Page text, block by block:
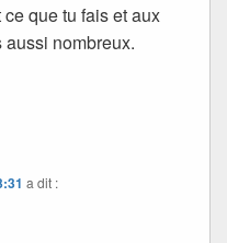
que tu fais et aux
nombreux.
a dit :